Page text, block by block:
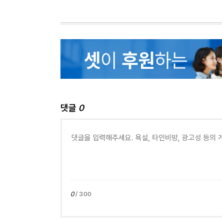
댓글 0
0/ 300